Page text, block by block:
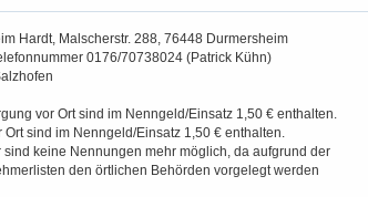
Hardt, Malscherstr. 288, 76448 Durmersheim
0176/70738024 (Patrick Kühn)
vor Ort sind im Nenngeld/Einsatz 1,50 € enthalten.
sind im Nenngeld/Einsatz 1,50 € enthalten.
keine Nennungen mehr möglich, da aufgrund der
den örtlichen Behörden vorgelegt werden